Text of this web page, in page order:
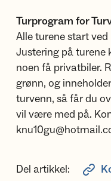
Turprogram for
Alle turene start ved
Justering på turene
noen få privatbiler.
grønn, og
turvenn, så får du
vil være med på.
Del artikkel: